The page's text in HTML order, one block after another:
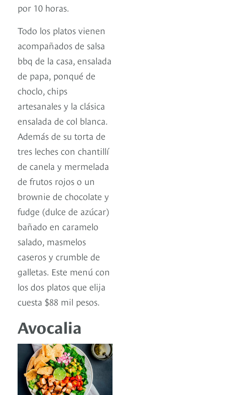
por 10 horas.
Todo los platos vienen
acompañados de salsa
bbq de la casa, ensalada
de papa, ponqué de
choclo, chips
artesanales y la clásica
ensalada de col blanca.
Además de su torta de
tres leches con chantillí
de canela y mermelada
de frutos rojos o un
brownie de chocolate y
fudge (dulce de azúcar)
bañado en caramelo
salado, masmelos
caseros y crumble de
galletas. Este menú con
los dos platos que elija
cuesta $88 mil pesos.
Avocalia